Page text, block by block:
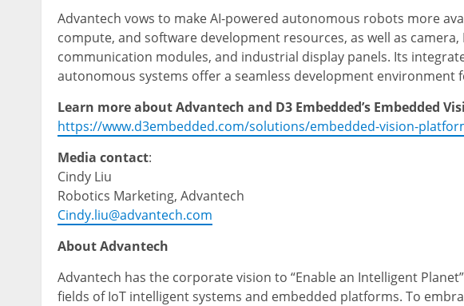
Advantech vows to make AI-powered autonomous robots more
compute, and software development resources, as well as
communication modules, and industrial display panels. Its
autonomous systems offer a seamless development environment
Learn more about Advantech and D3 Embedded’s Embedded
https://www.d3embedded.com/solutions/embedded-vision-
Media contact:
Cindy Liu
Robotics Marketing, Advantech
Cindy.liu@advantech.com
About Advantech
Advantech has the corporate vision to “Enable an Intelligent
fields of IoT intelligent systems and embedded platforms. To